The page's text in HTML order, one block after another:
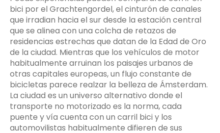
bici por el Grachtengordel, el cinturón de canales
que irradian hacia el sur desde la estación central
que se alinea con una colcha de retazos de
residencias estrechas que datan de la Edad de Oro
de la ciudad. Mientras que los vehículos de motor
habitualmente arruinan los paisajes urbanos de
otras capitales europeas, un flujo constante de
bicicletas parece realzar la belleza de Ámsterdam.
La ciudad es un universo alternativo donde el
transporte no motorizado es la norma, cada
puente y vía cuenta con un carril bici y los
automovilistas habitualmente difieren de sus